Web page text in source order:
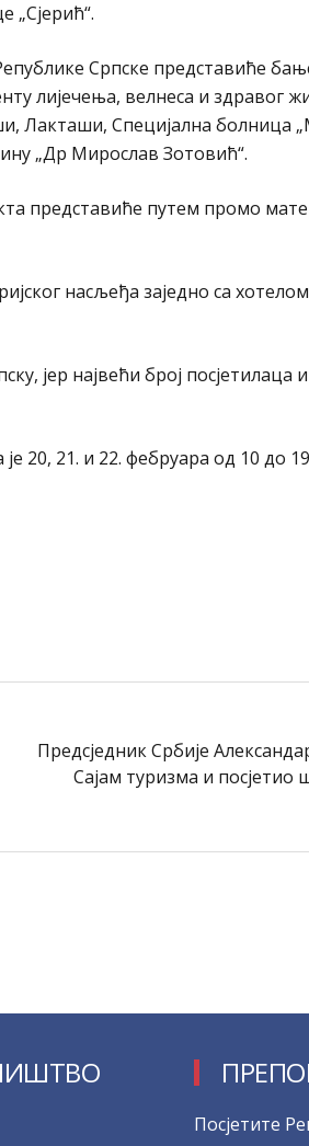
„Сјерић“.
Српске представиће
лијечења, велнеса и здравог
Лакташи, Специјална болница
„Др Мирослав Зотовић“.
представиће путем промо
насљеђа заједно са
јер највећи број посјетилаца
20, 21. и 22. фебруара од 10 до
Предсједник Србије
Сајам туризма и посјетио
Посјетите